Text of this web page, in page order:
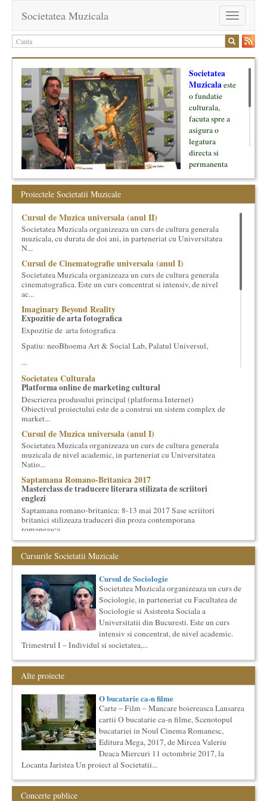
Toggle
navigation
Societatea Muzicala
Societatea
Muzicalaeste
o fundatie
culturala,
facuta spre a
asigura o
legatura
directa si
permanenta
oamenii ei, pe
inceput cu muzica clasica - si de aici numele -, insa acum
dezvoltam proiecte si in alte domenii ale culturii.
Facem management cultural, dezvoltam si administram proiecte
proprii sau preluate, modele si sisteme de finantare, marketing
cultural si consultanta. Organizam concursuri, concerte si
evenimente culturale, private sau publice, tinem cursuri de
cultura generala muzicala, teatrala, filosofica si de alte feluri.
Cuvinte in plus despre proiect, despre cei care il administreaza si
cei care il finantateaza sunt in rubricile de mai jos.
Proiectele Societatii Muzicale
Cursul de Muzica universala (anul II)
Societatea Muzicala organizeaza un curs de cultura generala
muzicala, cu durata de doi ani, in parteneriat cu Universitatea
N...
Cursul de Cinematografie universala (anul I)
Societatea Muzicala organizeaza un curs de cultura generala
cinematografica. Este un curs concentrat si intensiv, de nivel
ac...
Imaginary Beyond Reality
Expozitie de arta fotografica
Expozitie de arta fotografica
Spatiu: neoBhoema Art & Social Lab, Palatul Universul,
...
Societatea Culturala
Platforma online de marketing cultural
Descrierea produsului principal (platforma Internet)
Obiectivul proiectului este de a construi un sistem complex de
market...
Cursul de Muzica universala (anul I)
Societatea Muzicala organizeaza un curs de cultura generala
muzicala de nivel academic, in parteneriat cu Universitatea
Natio...
Saptamana Romano-Britanica 2017
Masterclass de traducere literara stilizata de scriitori
englezi
Saptamana romano-britanica: 8-13 mai 2017 Sase scriitori
britanici stilizeaza traduceri din proza contemporana
romaneasca ...
Cursul de Literatura universala: Marile texte literare ale
umanitatii
Societatea Muzicala organizeaza un curs de literatura
universala: „Marile texte si marile batalii culturale”. Este un
cu...
Cursul de Arta universala: Marile capodopere
Societatea Muzicala organizeaza un curs de arta universala:
"Marile capodopere ale umanitatii". Este un curs intensiv si
con...
Ziua Internationala a Subtitrarii
Ziua Internationala a Subtitrarii - Editia I Universitatea din
Bucuresti, Sala James Joyce [sala MTTLC] Str. Pitar Mos nr. ...
By Wallace Shawn, with Simona Maicanescu
The Fever de Wallace Shawn, one-woman show cu Simona
Maicanescu, in engleza, supratitrat in romana; Spectacolul de
inchidere ...
Cursul de Filosofie a vietii cotidiene
Societatea Muzicala organizeaza un curs de Filosofie a vietii
cotidiene, de nivel academic, cu durata de un an (2
semestre),...
Cursul de Lingvistica (anul II)
Cursurile Societatii Muzicale
Cursul de Sociologie
Societatea Muzicala organizeaza un curs de
Sociologie, in parteneriat cu Facultatea de
Sociologie si Asistenta Sociala a
Universitatii din Bucuresti. Este un curs
intensiv si concentrat, de nivel academic.
Trimestrul I – Individul si societatea,...
Alte proiecte
O bucatarie ca-n filme
Carte – Film – Mancare boiereasca Lansarea
cartii O bucatarie ca-n filme, Scenotopul
bucatariei in Noul Cinema Romanesc,
Editura Mega, 2017, de Mircea Valeriu
Deaca Miercuri 11 octombrie 2017, la
Locanta Jaristea Un proiect al Societatii...
Concerte publice